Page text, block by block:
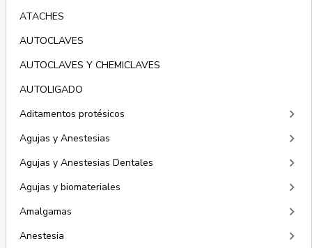
ATACHES
AUTOCLAVES
AUTOCLAVES Y CHEMICLAVES
AUTOLIGADO
Aditamentos protésicos
keyboard_arrow_right
Agujas y Anestesias keyboard_arrow_right
Agujas y Anestesias Dentales keyboard_arrow_right
Agujas y biomateriales keyboard_arrow_right
Amalgamas keyboard_arrow_right
Anestesia keyboard_arrow_right